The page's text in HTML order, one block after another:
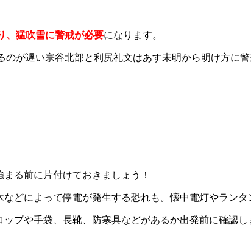
、猛吹雪に警戒が必要になります。
が遅い宗谷北部と利尻礼文はあす未明から明け方に
る前に片付けておきましょう！
どによって停電が発生する恐れも。懐中電灯やラン
プや手袋、長靴、防寒具などがあるか出発前に確認し